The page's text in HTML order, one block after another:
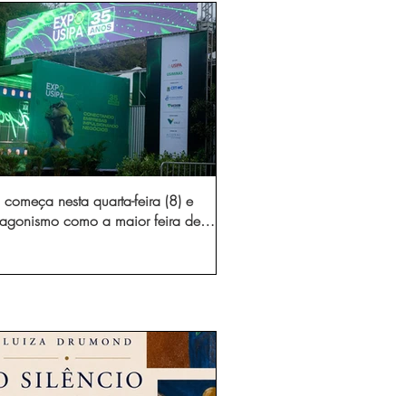
por ano pelas vias de Timóteo
nesta quarta-feira (8) e
como a maior feira de